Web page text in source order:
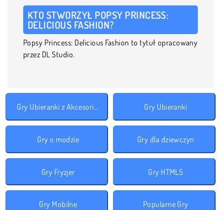
KTO STWORZYŁ POPSY PRINCESS:
DELICIOUS FASHION?
Popsy Princess: Delicious Fashion to tytuł opracowany
przez DL Studio.
Gry Ubieranki z Akcesoriami Gry Ubieranki
Gry o modzie Gry dla dziewczyn
Gry Fryzjer Gry HTML5
Gry Mobilne Popularne Gry